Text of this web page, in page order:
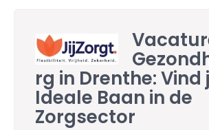
rg in Drenthe: Vind
Ideale Baan in de
Zorgsector